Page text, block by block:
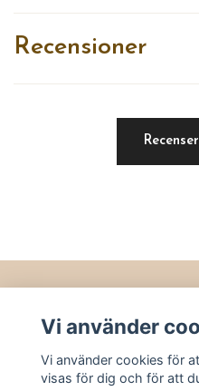
Recensioner
Vi använder
Vi använder cookies för
visas för dig och för att